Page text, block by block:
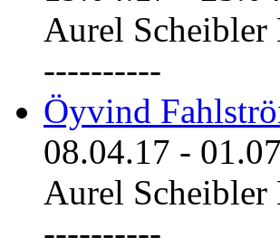
Aurel Scheibler
----------
Öyvind
08.04.17 -
Aurel Scheibler